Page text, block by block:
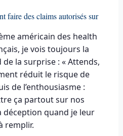
faire des claims autorisés sur
américain des health
je vois toujours la
la surprise : « Attends,
réduit le risque de
de l’enthousiasme :
ça partout sur nos
déception quand je leur
remplir.